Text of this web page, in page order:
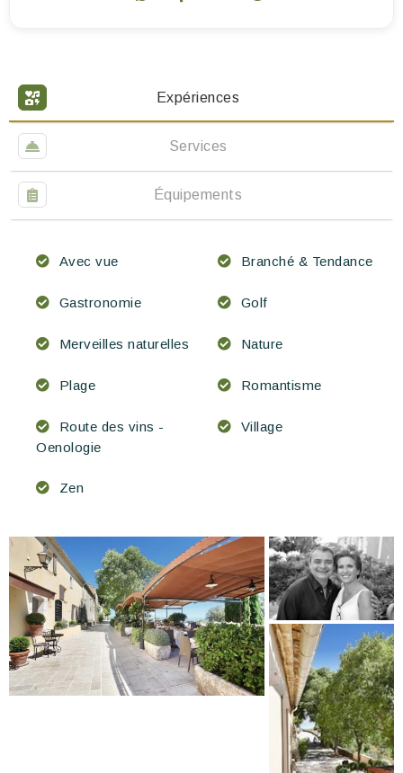
Expériences
Services
Équipements
Avec vue Branché & Tendance
Gastronomie Golf
Merveilles naturelles Nature
Plage Romantisme
Route des vins -
Oenologie
Village
Zen